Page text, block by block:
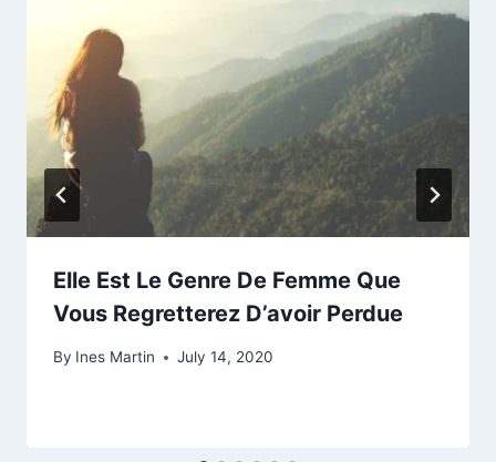
Elle Est Le Genre De Femme Que
Vous Regretterez D’avoir Perdue
By Ines Martin July 14, 2020